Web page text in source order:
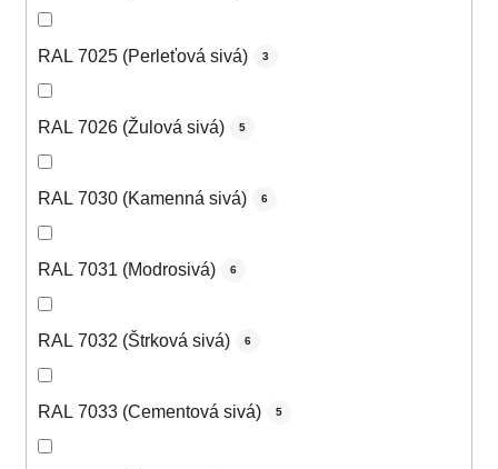
RAL 7025 (Perleťová sivá) 3
RAL 7026 (Žulová sivá) 5
RAL 7030 (Kamenná sivá) 6
RAL 7031 (Modrosivá) 6
RAL 7032 (Štrková sivá) 6
RAL 7033 (Cementová sivá) 5